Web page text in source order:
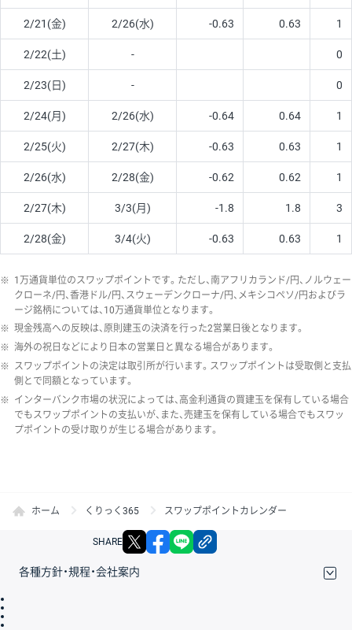
2/21(金) 2/26(水) -0.63 0.63 1
2/22(土) - 0
2/23(日) - 0
2/24(月) 2/26(水) -0.64 0.64 1
2/25(火) 2/27(木) -0.63 0.63 1
2/26(水) 2/28(金) -0.62 0.62 1
2/27(木) 3/3(月) -1.8 1.8 3
2/28(金) 3/4(火) -0.63 0.63 1
※ 1万通貨単位のスワップポイントです。ただし、南アフリカランド/円、ノルウェー
クローネ/円、香港ドル/円、スウェーデンクローナ/円、メキシコペソ/円およびラ
ージ銘柄については、10万通貨単位となります。
※ 現金残高への反映は、原則建玉の決済を行った2営業日後となります。
※ 海外の祝日などにより日本の営業日と異なる場合があります。
※ スワップポイントの決定は取引所が行います。スワップポイントは受取側と支払
側とで同額となっています。
※ インターバンク市場の状況によっては、高金利通貨の買建玉を保有している場合
でもスワップポイントの支払いが、また、売建玉を保有している場合でもスワッ
プポイントの受け取りが生じる場合があります。
ホーム くりっく365 スワップポイントカレンダー
SHARE X facebook
各種方針・規程・会社案内